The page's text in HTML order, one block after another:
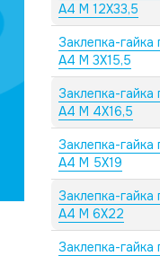
А4 M 12X33,5
Заклепка-
А4 M 3X15,5
Заклепка-
А4 M 4X16,5
Заклепка-
А4 M 5X19
Заклепка-
А4 M 6X22
Заклепка-